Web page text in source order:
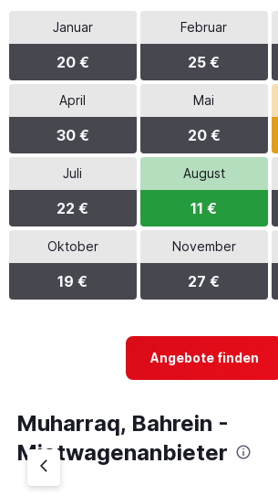
Januar
20 €
Februar
25 €
April
30 €
Mai
20 €
Juli
22 €
August
11 €
Oktober
19 €
November
27 €
Angebote finden
Muharraq, Bahrein -
Mietwagenanbieter